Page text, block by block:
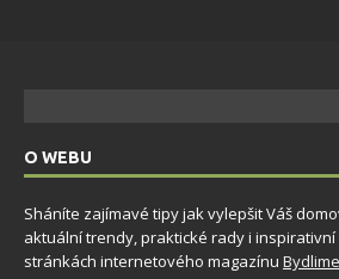
O WEBU
Sháníte zajímavé tipy jak vylepšit Váš
aktuální trendy, praktické rady i
stránkách internetového magazínu